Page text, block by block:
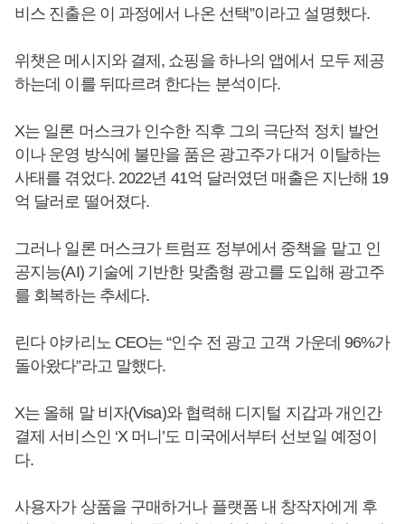
비스 진출은 이 과정에서 나온 선택”이라고 설명했다.
위챗은 메시지와 결제, 쇼핑을 하나의 앱에서 모두 제공
하는데 이를 뒤따르려 한다는 분석이다.
X는 일론 머스크가 인수한 직후 그의 극단적 정치 발언
이나 운영 방식에 불만을 품은 광고주가 대거 이탈하는
사태를 겪었다. 2022년 41억 달러였던 매출은 지난해 19
억 달러로 떨어졌다.
그러나 일론 머스크가 트럼프 정부에서 중책을 맡고 인
공지능(AI) 기술에 기반한 맞춤형 광고를 도입해 광고주
를 회복하는 추세다.
린다 야카리노 CEO는 “인수 전 광고 고객 가운데 96%가
돌아왔다”라고 말했다.
X는 올해 말 비자(Visa)와 협력해 디지털 지갑과 개인간
결제 서비스인 ‘X 머니’도 미국에서부터 선보일 예정이
다.
사용자가 상품을 구매하거나 플랫폼 내 창작자에게 후